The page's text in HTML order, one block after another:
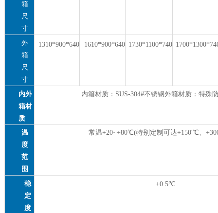
箱
尺
寸
外
箱
尺
寸
1310*900*640 1610*900*640 1730*1100*740
内外
箱材
质
内箱材质： SUS-304#不锈钢外箱材质：特殊
温
度
范
围
常温+20~+80℃(特别定制可达+150'℃、
稳
定
度
±0.5℃